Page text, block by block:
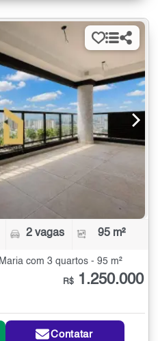
2 vagas 95 m²
com 3 quartos - 95 m²
R$ 1.250.000
Contatar